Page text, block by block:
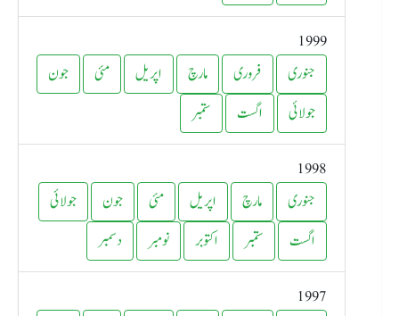
1999
جنوری
فروری مارچ اپریل مئی
جون
جولائی
اگست ستمبر
1998
جنوری
مارچ اپریل مئی جون
جولائی
اگست
ستمبر اکتوبر نومبر دسمبر
1997